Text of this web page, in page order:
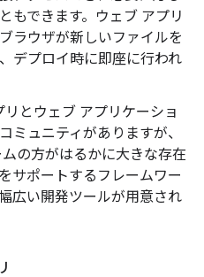
もできます。ウェブ アプリ
ラウザが新しいファイルを
デプロイ時に即座に行われ
とウェブ アプリケーショ
ミュニティがありますが、
の方がはるかに大きな存在
サポートするフレームワー
広い開発ツールが用意され